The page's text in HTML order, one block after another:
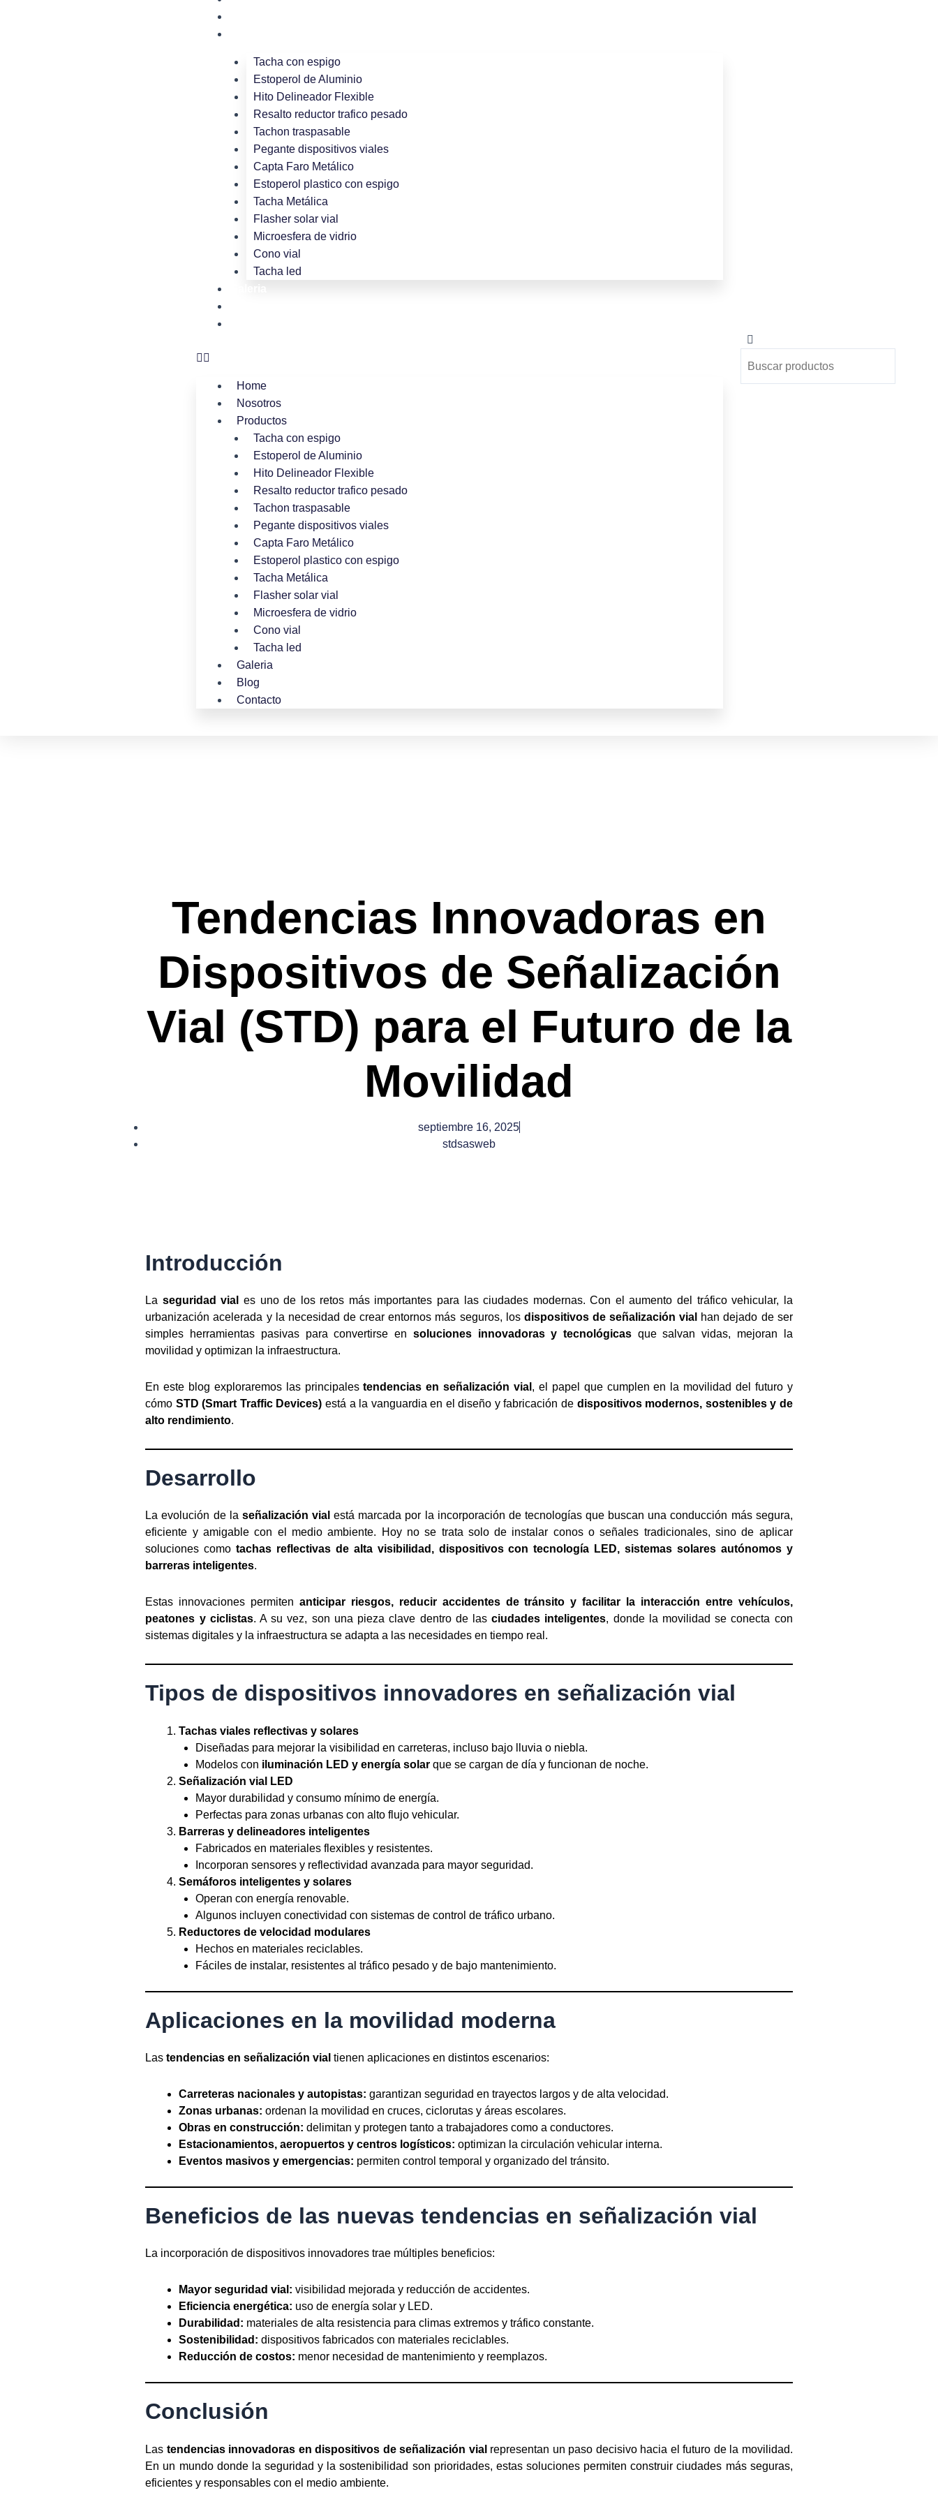
Tacha con espigo
Estoperol de Aluminio
Hito Delineador Flexible
Resalto reductor trafico pesado
Tachon traspasable
Pegante dispositivos viales
Capta Faro Metálico
Estoperol plastico con espigo
Tacha Metálica
Flasher solar vial
Microesfera de vidrio
Cono vial
Tacha led
Home
Nosotros
Productos
Tacha con espigo
Estoperol de Aluminio
Hito Delineador Flexible
Resalto reductor trafico pesado
Tachon traspasable
Pegante dispositivos viales
Capta Faro Metálico
Estoperol plastico con espigo
Tacha Metálica
Flasher solar vial
Microesfera de vidrio
Cono vial
Tacha led
Galeria
Blog
Contacto
Buscar
Tendencias Innovadoras en
Dispositivos de Señalización
Vial (STD) para el Futuro de la
Movilidad
septiembre 16, 2025
stdsasweb
Introducción
La seguridad vial
es uno de los retos más importantes para las ciudades modernas. Con el aumento del tráfico vehicular, la
urbanización acelerada y la necesidad de crear entornos más seguros, los dispositivos de señalización vial
han dejado de ser
simples herramientas pasivas para convertirse en soluciones innovadoras y tecnológicas que salvan vidas, mejoran la
movilidad y optimizan la infraestructura.
En este blog exploraremos las principalestendencias en señalización vial , el papel que cumplen en la movilidad del futuro y
cómo STD (Smart Traffic Devices) está a la vanguardia en el diseño y fabricación de dispositivos modernos, sostenibles y de
alto rendimiento.
Desarrollo
La evolución de la señalización vial está marcada por la incorporación de tecnologías que buscan una conducción más segura,
eficiente y amigable con el medio ambiente. Hoy no se trata solo de instalar conos o señales tradicionales, sino de aplicar
soluciones comotachas reflectivas de alta visibilidad, dispositivos con tecnología LED, sistemas solares autónomos y
barreras inteligentes.
Estas innovaciones permiten anticipar riesgos, reducir accidentes de tránsito y facilitar la interacción entre vehículos,
peatones y ciclistas. A su vez, son una pieza clave dentro de lasciudades inteligentes, donde la movilidad se conecta con
sistemas digitales y la infraestructura se adapta a las necesidades en tiempo real.
Tipos de dispositivos innovadores en señalización vial
Tachas viales reflectivas y solares
Diseñadas para mejorar la visibilidad en carreteras, incluso bajo lluvia o niebla.
Modelos con iluminación LED y energía solar que se cargan de día y funcionan de noche.
Señalización vial LED
Mayor durabilidad y consumo mínimo de energía.
Perfectas para zonas urbanas con alto flujo vehicular.
Barreras y delineadores inteligentes
Fabricados en materiales flexibles y resistentes.
Incorporan sensores y reflectividad avanzada para mayor seguridad.
Semáforos inteligentes y solares
Operan con energía renovable.
Algunos incluyen conectividad con sistemas de control de tráfico urbano.
Reductores de velocidad modulares
Hechos en materiales reciclables.
Fáciles de instalar, resistentes al tráfico pesado y de bajo mantenimiento.
Aplicaciones en la movilidad moderna
Lastendencias en señalización vial tienen aplicaciones en distintos escenarios:
Carreteras nacionales y autopistas: garantizan seguridad en trayectos largos y de alta velocidad.
Zonas urbanas: ordenan la movilidad en cruces, ciclorutas y áreas escolares.
Obras en construcción: delimitan y protegen tanto a trabajadores como a conductores.
Estacionamientos, aeropuertos y centros logísticos: optimizan la circulación vehicular interna.
Eventos masivos y emergencias: permiten control temporal y organizado del tránsito.
Beneficios de las nuevas tendencias en señalización vial
La incorporación de dispositivos innovadores trae múltiples beneficios:
Mayor seguridad vial: visibilidad mejorada y reducción de accidentes.
Eficiencia energética: uso de energía solar y LED.
Durabilidad: materiales de alta resistencia para climas extremos y tráfico constante.
Sostenibilidad: dispositivos fabricados con materiales reciclables.
Reducción de costos: menor necesidad de mantenimiento y reemplazos.
Conclusión
Las tendencias innovadoras en dispositivos de señalización vial representan un paso decisivo hacia el futuro de la movilidad.
En un mundo donde la seguridad y la sostenibilidad son prioridades, estas soluciones permiten construir ciudades más seguras,
eficientes y responsables con el medio ambiente.